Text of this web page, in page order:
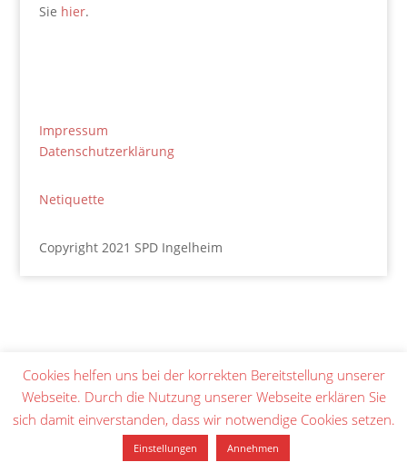
Sie hier.
Impressum
Datenschutzerklärung
Netiquette
Copyright 2021 SPD Ingelheim
Cookies helfen uns bei der korrekten Bereitstellung unserer
Webseite. Durch die Nutzung unserer Webseite erklären Sie
sich damit einverstanden, dass wir notwendige Cookies setzen.
Einstellungen Annehmen